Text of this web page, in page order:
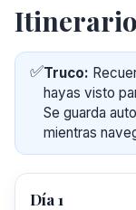
✅Truco:
hayas visto
Se guarda
mientras
Día 1